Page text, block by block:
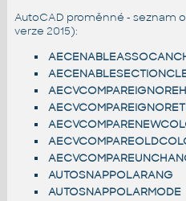
AutoCAD proměnné - seznam
verze 2015):
AUTOSNAPPOLARANG
AUTOSNAPPOLARMODE